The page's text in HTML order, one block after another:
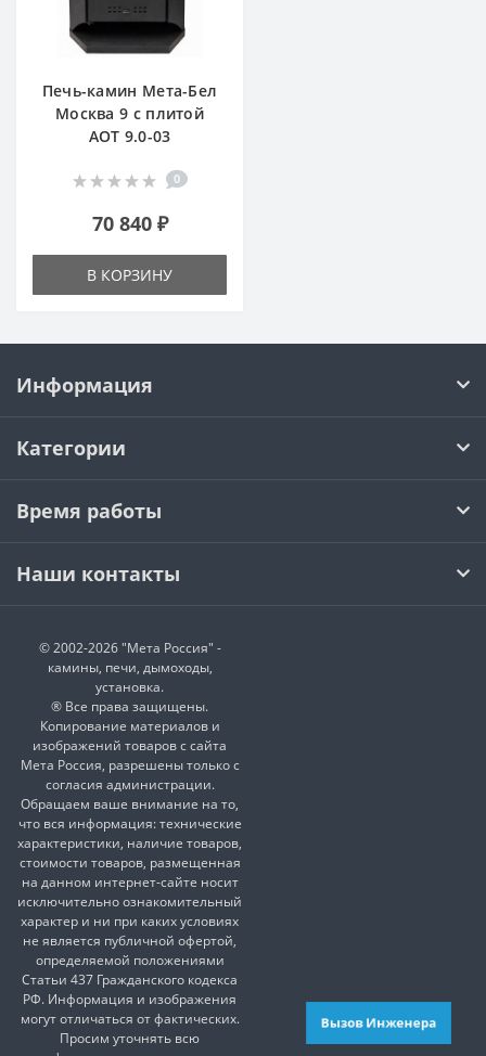
Печь-камин Мета-Бел
Москва 9 с плитой
АОТ 9.0-03
0
70 840 ₽
В КОРЗИНУ
Информация
Категории
Время работы
Наши контакты
© 2002-2026 "Мета Россия" -
камины, печи, дымоходы,
установка.
® Все права защищены.
Копирование материалов и
изображений товаров с сайта
Мета Россия, разрешены только с
согласия администрации.
Обращаем ваше внимание на то,
что вся информация: технические
характеристики, наличие товаров,
стоимости товаров, размещенная
на данном интернет-сайте носит
исключительно ознакомительный
характер и ни при каких условиях
не является публичной офертой,
определяемой положениями
Статьи 437 Гражданского кодекса
РФ. Информация и изображения
могут отличаться от фактических.
Просим уточнять всю
Вызов Инженера